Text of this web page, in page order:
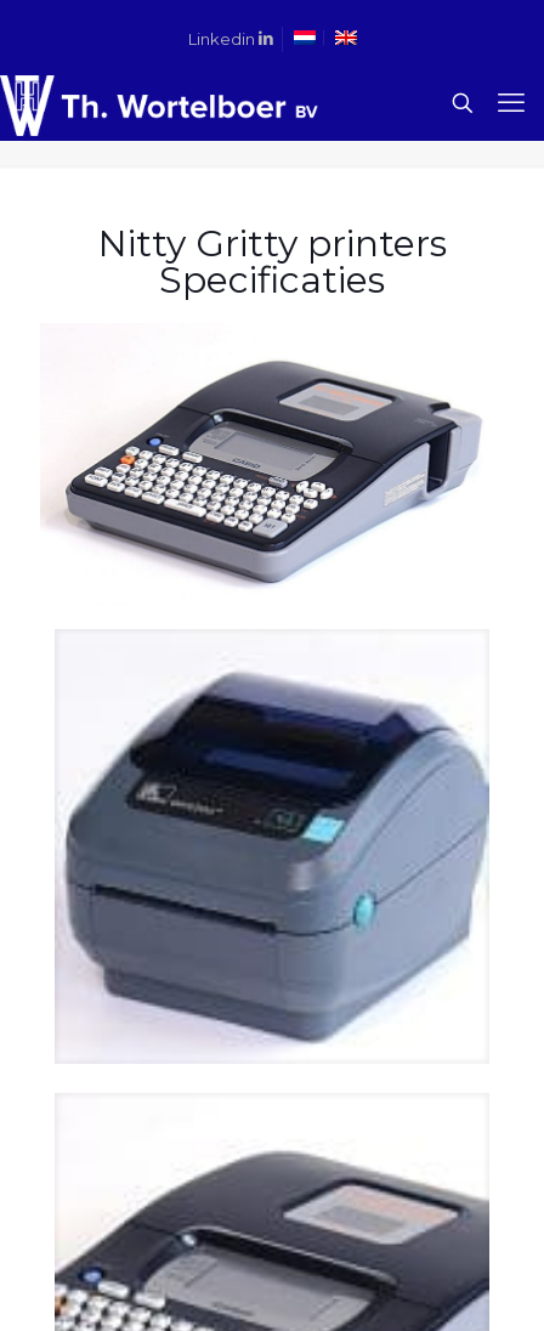
Linkedin
Nitty Gritty printers
Specificaties